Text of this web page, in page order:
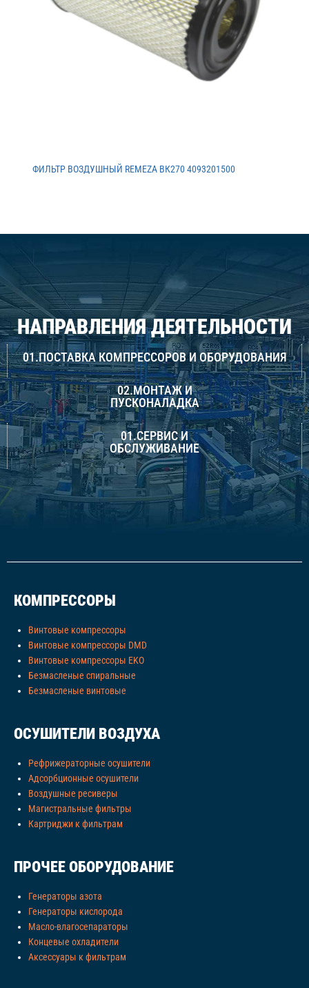
ФИЛЬТР ВОЗДУШНЫЙ REMEZA ВК270 4093201500
НАПРАВЛЕНИЯ ДЕЯТЕЛЬНОСТИ
01.ПОСТАВКА КОМПРЕССОРОВ И ОБОРУДОВАНИЯ
02.МОНТАЖ И
ПУСКОНАЛАДКА
01.СЕРВИС И
ОБСЛУЖИВАНИЕ
КОМПРЕССОРЫ
Винтовые компрессоры
Винтовые компрессоры DMD
Винтовые компрессоры EKO
Безмасленые спиральные
Безмасленые винтовые
ОСУШИТЕЛИ ВОЗДУХА
Рефрижераторные осушители
Адсорбционные осушители
Воздушные ресиверы
Магистральные фильтры
Картриджи к фильтрам
ПРОЧЕЕ ОБОРУДОВАНИЕ
Генераторы азота
Генераторы кислорода
Масло-влагосепараторы
Концевые охладители
Аксессуары к фильтрам